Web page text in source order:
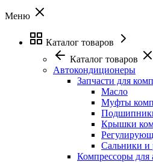
Меню
Каталог товаров
Каталог товаров
Автокондиционеры
Запчасти для
Масло
Муфты
Крышки
Сальники и
Компрессоры для